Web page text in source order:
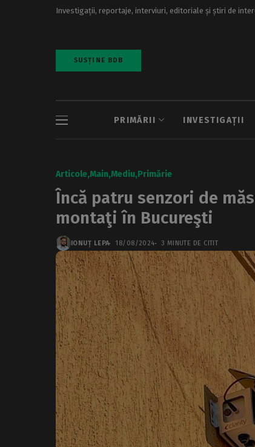
Investigații, reportaje, interviuri, editoriale și știri de
SUSȚINE BDB
PRIMĂRII INVESTIGAȚII
Articole Main Mediu Primărie
Încă patru senzori de
montaţi în Bucureşti
IONUȚ LEPA 18/08/2024 3 MINUTE DE CITIT